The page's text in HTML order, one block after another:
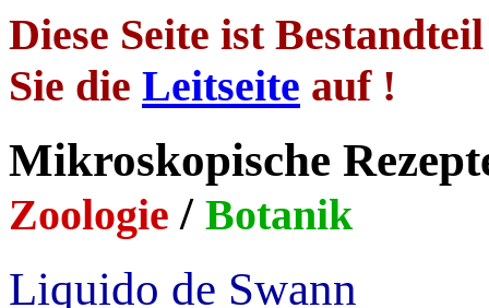
Diese Seite ist
Sie die Leitseite auf !
Mikroskopische
Zoologie / Botanik
Liquido de Swann